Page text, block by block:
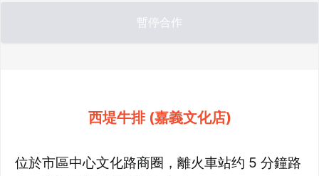
暫停合作
西堤牛排 (嘉義文化店)
位於市區中心文化路商圈，離火車站约 5 分鐘路